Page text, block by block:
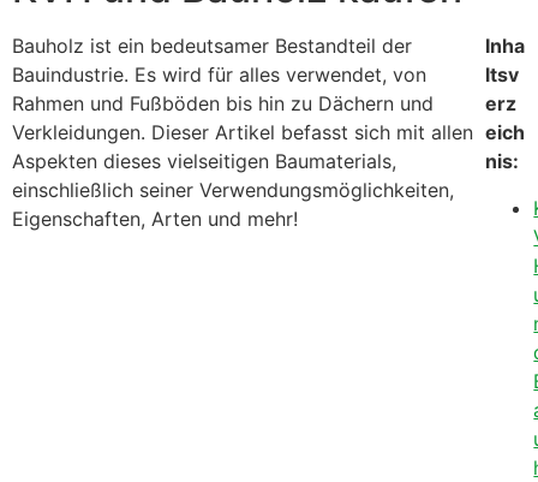
Bauholz ist ein bedeutsamer Bestandteil der
Bauindustrie. Es wird für alles verwendet, von
Rahmen und Fußböden bis hin zu Dächern und
Verkleidungen. Dieser Artikel befasst sich mit allen
Aspekten dieses vielseitigen Baumaterials,
einschließlich seiner Verwendungsmöglichkeiten,
Eigenschaften, Arten und mehr!
Inha
ltsv
erz
eich
nis: